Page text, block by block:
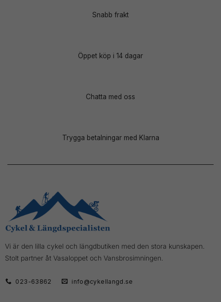
Snabb frakt
Öppet köp i 14 dagar
Chatta med oss
Trygga betalningar med Klarna
Vi är den lilla cykel och längdbutiken med den stora kunskapen.
Stolt partner åt Vasaloppet och Vansbrosimningen.
023-63862 info@cykellangd.se